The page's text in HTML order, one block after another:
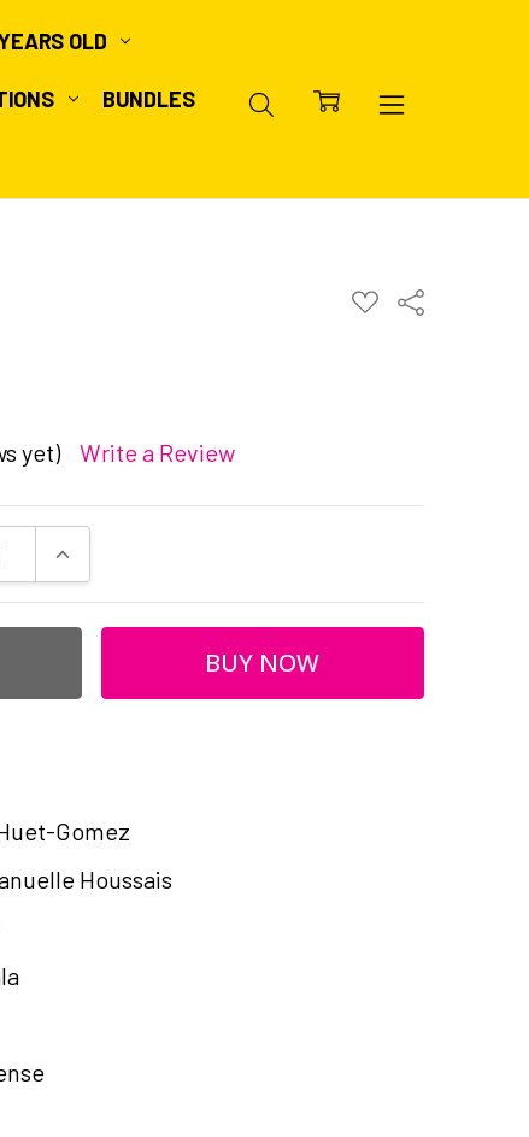
OLD
BUNDLES
ADD
TO
Share
yet)
Write a Review
QUANTITY:
INCREASE QUANTITY:
Gomez
Houssais